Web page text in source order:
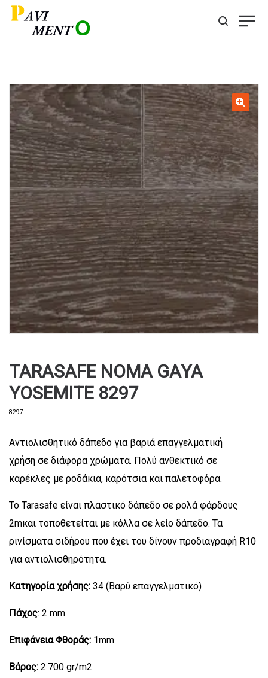
TARASAFE NOMA GAYA
YOSEMITE 8297
8297
Αντιολισθητικό δάπεδο για βαριά επαγγελματική
χρήση σε διάφορα χρώματα. Πολύ ανθεκτικό σε
καρέκλες με ροδάκια, καρότσια και παλετοφόρα.
Το Tarasafe είναι πλαστικό δάπεδο σε ρολά φάρδους
2mκαι τοποθετείται με κόλλα σε λείο δάπεδο. Τα
ρινίσματα σιδήρου που έχει του δίνουν προδιαγραφή R10
για αντιολισθηρότητα.
Κατηγορία χρήσης: 34 (Βαρύ επαγγελματικό)
Πάχος: 2 mm
Επιφάνεια Φθοράς: 1mm
Βάρος: 2.700 gr/m2